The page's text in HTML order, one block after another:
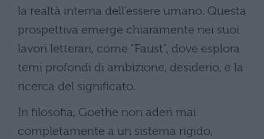
la realtà interna dell’essere umano. Questa
prospettiva emerge chiaramente nei suoi
lavori letterari, come “Faust”, dove esplora
temi profondi di ambizione, desiderio, e la
ricerca del significato.
In filosofia, Goethe non aderì mai
completamente a un sistema rigido,